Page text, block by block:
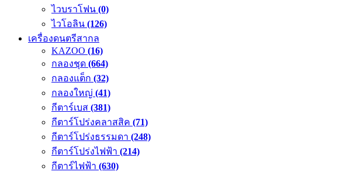
ไวบราโฟน (0)
ไวโอลิน (126)
เครื่องดนตรีสากล
KAZOO (16)
กลองชุด (664)
กลองแต็ก (32)
กลองใหญ่ (41)
กีตาร์เบส (381)
กีตาร์โปร่งคลาสสิค (71)
กีตาร์โปร่งธรรมดา (248)
กีตาร์โปร่งไฟฟ้า (214)
กีตาร์ไฟฟ้า (630)